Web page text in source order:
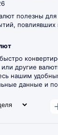
полезны
повлиявших
или другие
нашим
данные и